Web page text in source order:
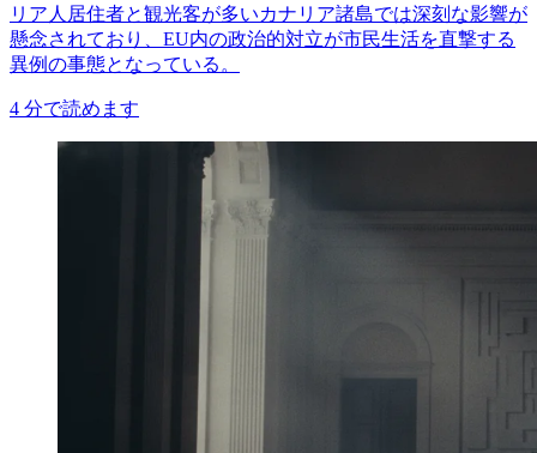
リア人居住者と観光客が多いカナリア諸島では深刻な影響が
懸念されており、EU内の政治的対立が市民生活を直撃する
異例の事態となっている。
4 分で読めます